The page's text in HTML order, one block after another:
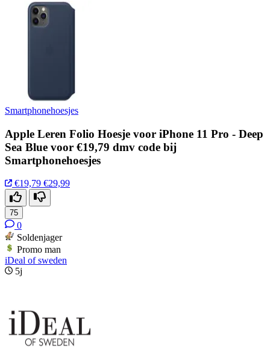
Smartphonehoesjes
Apple Leren Folio Hoesje voor iPhone 11 Pro - Deep
Sea Blue voor €19,79 dmv code bij
Smartphonehoesjes
€19,79 €29,99
75
0
Soldenjager
Promo man
iDeal of sweden
5j